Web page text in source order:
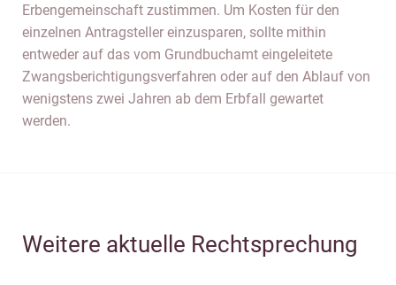
Erbengemeinschaft zustimmen. Um Kosten für den
einzelnen Antragsteller einzusparen, sollte mithin
entweder auf das vom Grundbuchamt eingeleitete
Zwangsberichtigungsverfahren oder auf den Ablauf von
wenigstens zwei Jahren ab dem Erbfall gewartet
werden.
Weitere aktuelle Rechtsprechung